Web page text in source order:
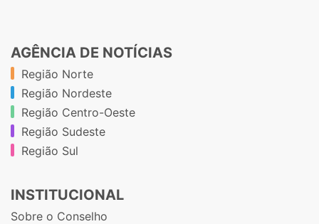
AGÊNCIA DE NOTÍCIAS
Região Norte
Região Nordeste
Região Centro-Oeste
Região Sudeste
Região Sul
INSTITUCIONAL
Sobre o Conselho